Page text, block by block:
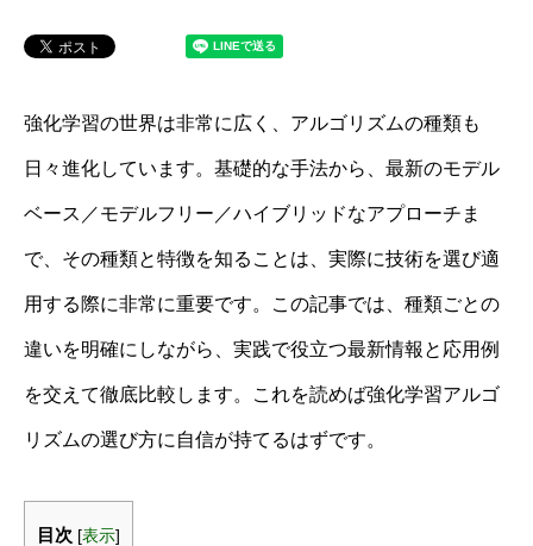
強化学習の世界は非常に広く、アルゴリズムの種類も
日々進化しています。基礎的な手法から、最新のモデル
ベース／モデルフリー／ハイブリッドなアプローチま
で、その種類と特徴を知ることは、実際に技術を選び適
用する際に非常に重要です。この記事では、種類ごとの
違いを明確にしながら、実践で役立つ最新情報と応用例
を交えて徹底比較します。これを読めば強化学習アルゴ
リズムの選び方に自信が持てるはずです。
目次 [表示]